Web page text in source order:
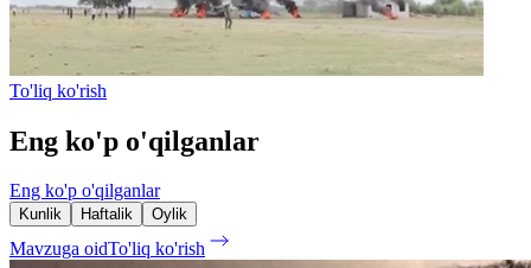
To'liq ko'rish
Eng ko'p o'qilganlar
Eng ko'p o'qilganlar
Kunlik Haftalik Oylik
Mavzuga oidTo'liq ko'rish